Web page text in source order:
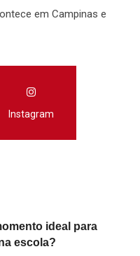
em Campinas e
Instagram
ideal para
escola?